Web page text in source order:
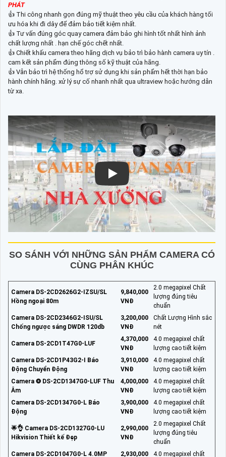
PHÁT
👍 Thi công nhanh gọn đúng mỹ thuật theo yêu cầu của khách hàng tối
ưu hóa khi đi dây để đảm bảo tiết kiệm nhất.
👍 Tư vấn đúng góc quay camera đảm bảo ghi hình tốt nhất hình ảnh
chất lượng nhất . hạn chế góc chết nhất.
👍 Chiết khấu camera theo hãng dịch vụ bảo trì bảo hành camera uy tín .
cam kết sản phẩm đúng thông số kỹ thuật của hãng.
👍 Vẫn bảo trì hệ thống hổ trợ sử dụng khi sản phẩm hết thời hạn bảo
hành chính hãng. xử lý sự cố nhanh nhất qua ultraview hoặc hướng dẫn
từ xa.
SO SÁNH VỚI NHỮNG SẢN PHẨM CAMERA CÓ
CÙNG PHÂN KHÚC
Camera DS-2CD2626G2-IZSU/SL
Hồng ngoại 80m
9,840,000
VNĐ
2.0 megapixel Chất
lượng đúng tiêu
chuẩn
Camera DS-2CD2346G2-ISU/SL
Chống ngược sáng DWDR 120db
3,200,000
VNĐ
Chất Lượng Hình sắc
nét
Camera DS-2CD1T47G0-LUF
4,370,000
VNĐ
4.0 megapixel chất
lượng cao tiết kiệm
Camera DS-2CD1P43G2-I Báo
Động Chuyển Động
3,910,000
VNĐ
4.0 megapixel chất
lượng cao tiết kiệm
Camera ❂ DS-2CD1347G0-LUF Thu
Âm
4,000,000
VNĐ
4.0 megapixel chất
lượng cao tiết kiệm
Camera DS-2CD1347G0-L Báo
Động
3,900,000
VNĐ
4.0 megapixel chất
lượng cao tiết kiệm
🌟👌 Camera DS-2CD1327G0-LU
Hikvision Thiết kế Đẹp
2,990,000
VNĐ
2.0 megapixel Chất
lượng đúng tiêu
chuẩn
Camera DS-2CD1047G0-L 4.0MP
2,930,000
4.0 megapixel chất